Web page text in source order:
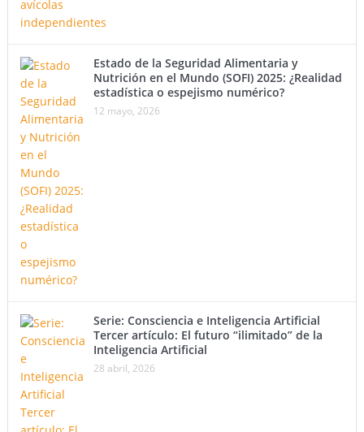
Estado de la Seguridad Alimentaria y
Nutrición en el Mundo (SOFI) 2025: ¿Realidad
estadística o espejismo numérico?
12 mayo, 2026
Serie: Consciencia e Inteligencia Artificial
Tercer artículo: El futuro “ilimitado” de la
Inteligencia Artificial
28 abril, 2026